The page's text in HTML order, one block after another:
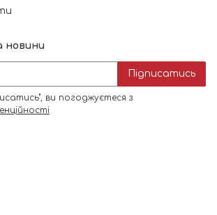
новини
Підписатись
ви погоджуєтеся з
.